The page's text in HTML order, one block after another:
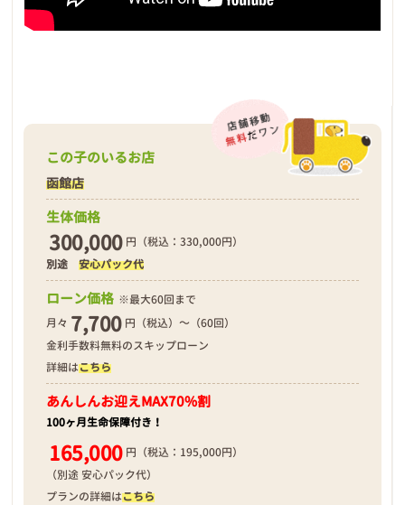
この子のいるお店
函館店
生体価格
300,000 円（税込：330,000円）
別途安心パック代
ローン価格 ※最大60回まで
月々 7,700 円（税込）～（60回）
金利手数料無料のスキップローン
詳細はこちら
あんしんお迎えMAX70%割
100ヶ月生命保障付き！
165,000 円（税込：195,000円）
（別途 安心パック代）
プランの詳細はこちら